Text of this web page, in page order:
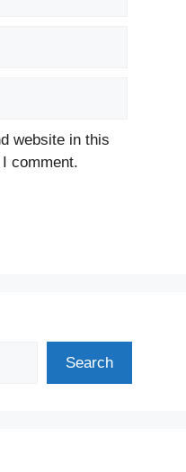
website in this
comment.
Search